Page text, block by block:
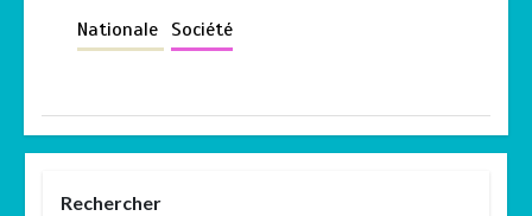
Nationale Société
Rechercher